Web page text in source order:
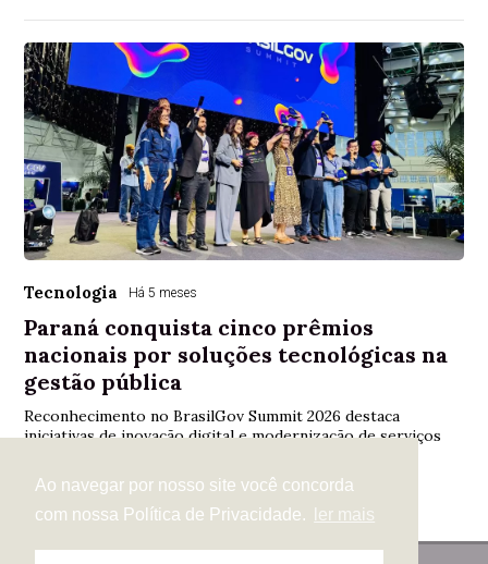
Ao navegar por nosso site você concorda
com nossa Política de Privacidade.
ler mais
Tecnologia Há 5 meses
Paraná conquista cinco prêmios
nacionais por soluções tecnológicas na
gestão pública
Reconhecimento no BrasilGov Summit 2026 destaca
iniciativas de inovação digital e modernização de serviços